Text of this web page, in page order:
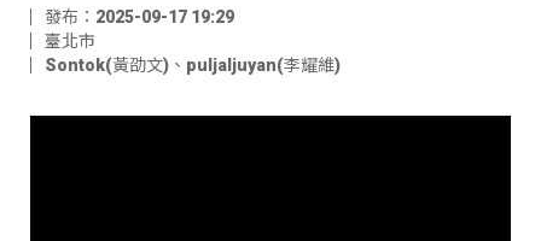
發布：2025-09-17 19:29
臺北市
Sontok(黃劭文) 、 puljaljuyan(李耀維)